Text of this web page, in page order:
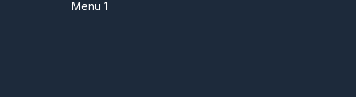
Menü 1